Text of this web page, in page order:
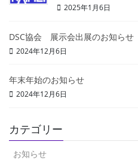
2025年1月6日
DSC協会 展示会出展のお知らせ
2024年12月6日
年末年始のお知らせ
2024年12月6日
カテゴリー
お知らせ